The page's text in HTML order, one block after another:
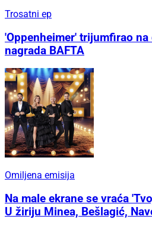
Trosatni ep
'Oppenheimer' trijumfirao
nagrada BAFTA
Omiljena emisija
Na male ekrane se vraća
U žiriju Minea, Bešlagić,